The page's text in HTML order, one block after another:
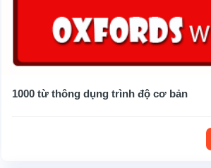
1000 từ thông dụng trình độ cơ bản